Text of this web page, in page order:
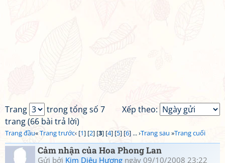
Xếp theo:
Trang
trong tổng số 7
trang (66 bài trả lời)
Trang đầu«Trang trước‹ [1] [2] [3] [4] [5] [6] ... ›Trang sau »Trang cuối
Cảm nhận của Hoa Phong Lan
Gửi bởi Kim Diệu Hương ngày 09/10/2008 23:22